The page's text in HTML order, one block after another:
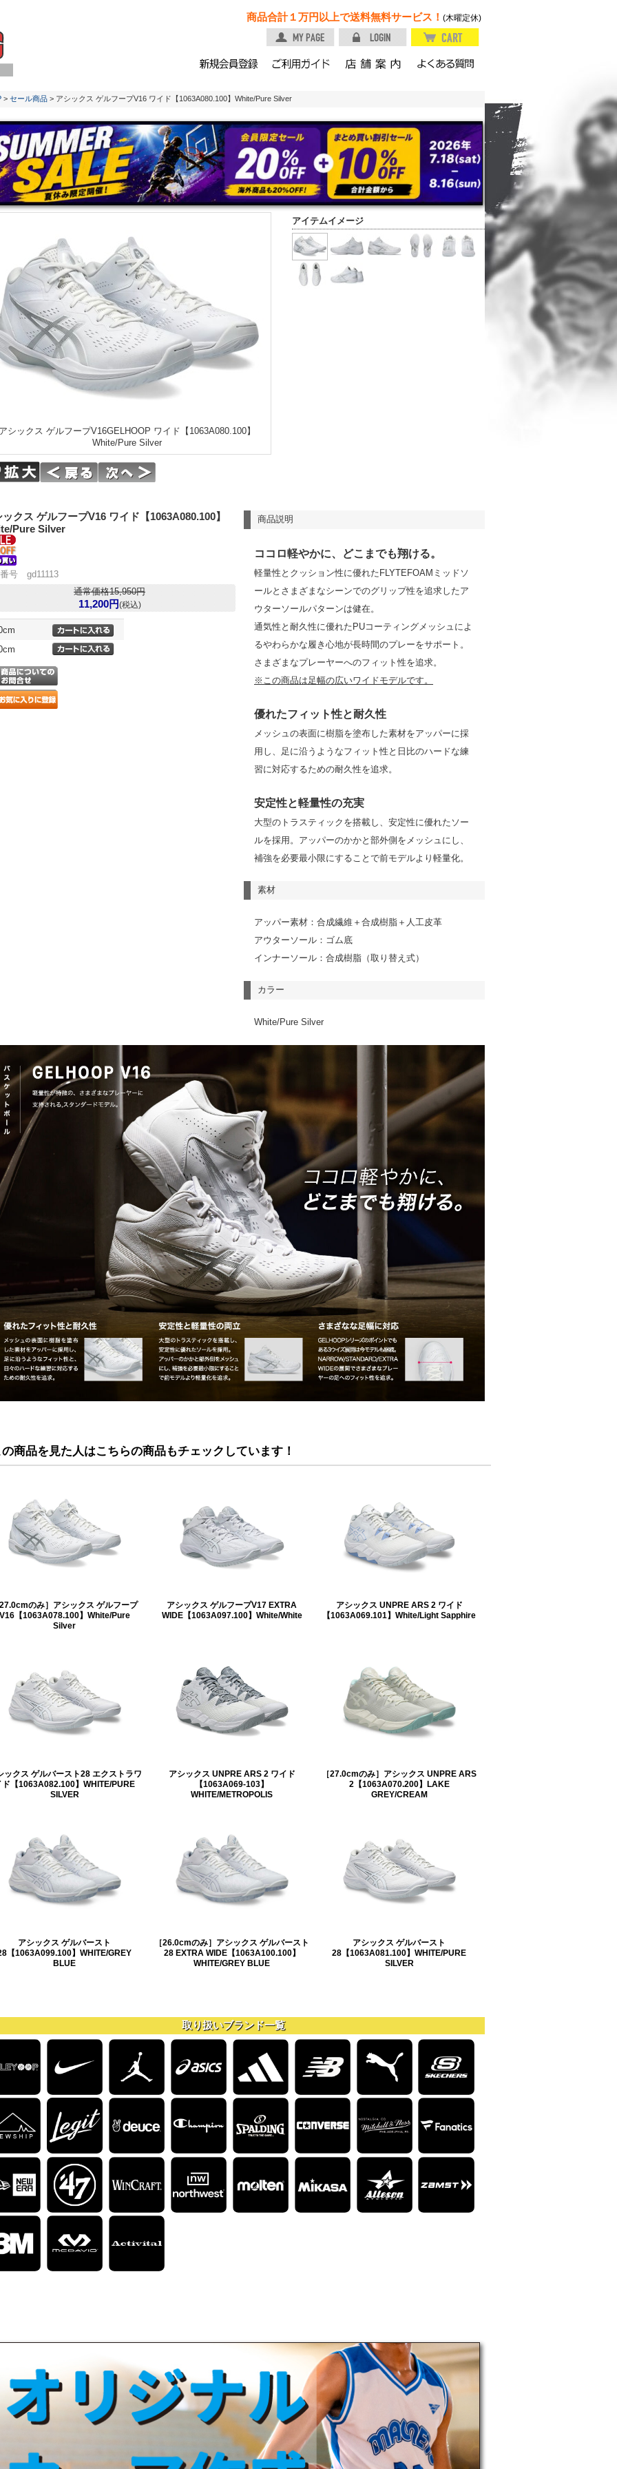
商品合計１万円以上で送料無料サービス！ (木曜定休)
> セール商品 > アシックス ゲルフープV16 ワイド【1063A080.100】White/Pure Silver
アイテムイメージ
アシックス ゲルフープV16GELHOOP ワイド【1063A080.100】
White/Pure Silver
商品説明
ココロ軽やかに、どこまでも翔ける。
軽量性とクッション性に優れたFLYTEFOAMミッドソ
ールとさまざまなシーンでのグリップ性を追求したア
ウターソールパターンは健在。
通気性と耐久性に優れたPUコーティングメッシュによ
るやわらかな履き心地が長時間のプレーをサポート。
さまざまなプレーヤーへのフィット性を追求。
※この商品は足幅の広いワイドモデルです。
優れたフィット性と耐久性
メッシュの表面に樹脂を塗布した素材をアッパーに採
用し、足に沿うようなフィット性と日比のハードな練
習に対応するための耐久性を追求。
安定性と軽量性の充実
大型のトラスティックを搭載し、安定性に優れたソー
ルを採用。アッパーのかかと部外側をメッシュにし、
補強を必要最小限にすることで前モデルより軽量化。
素材
アッパー素材：合成繊維＋合成樹脂＋人工皮革
アウターソール：ゴム底
インナーソール：合成樹脂（取り替え式）
カラー
White/Pure Silver
ックス ゲルフープV16 ワイド【1063A080.100】
Pure Silver
号 gd11113
通常価格15,950円
11,200円(税込)
の商品を見た人はこちらの商品もチェックしています！
27.0cmのみ］アシックス ゲルフープ
V16【1063A078.100】White/Pure
Silver
アシックス ゲルフープV17 EXTRA
WIDE【1063A097.100】White/White
アシックス UNPRE ARS 2 ワイド
【1063A069.101】White/Light Sapphire
ックス ゲルバースト28 エクストラワ
ド【1063A082.100】WHITE/PURE
SILVER
アシックス UNPRE ARS 2 ワイド
【1063A069-103】
WHITE/METROPOLIS
［27.0cmのみ］アシックス UNPRE ARS
2【1063A070.200】LAKE
GREY/CREAM
アシックス ゲルバースト
【1063A099.100】WHITE/GREY
BLUE
［26.0cmのみ］アシックス ゲルバースト
28 EXTRA WIDE【1063A100.100】
WHITE/GREY BLUE
アシックス ゲルバースト
28【1063A081.100】WHITE/PURE
SILVER
取り扱いブランド一覧